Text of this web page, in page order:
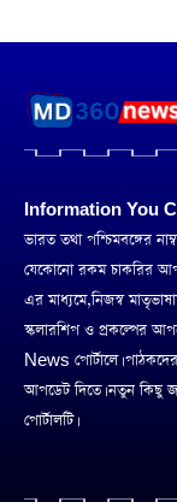
Information You
ভারত তথা পশ্চিমবঙ্গের
যেকোনো রকম চাকরির
এর মাধ্যমে,নিজস্ব
স্কলারশিপ ও প্রকল্পের
News পোর্টালে।
আপডেট দিতে। নতুন
পোর্টালটি।